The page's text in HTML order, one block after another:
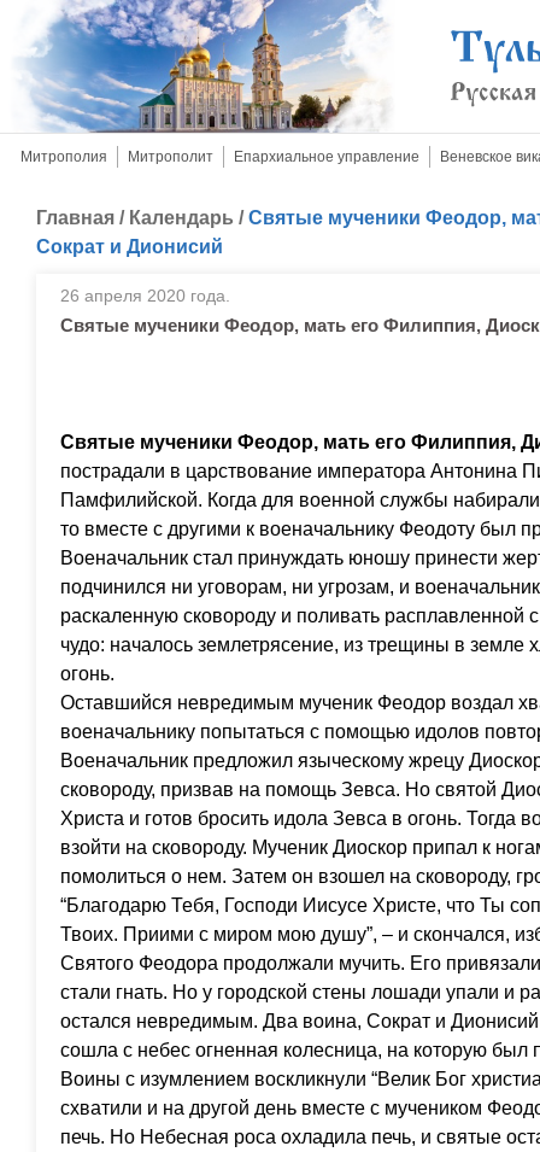
Митрополия Митрополит Епархиальное управление Веневское
Главная / Календарь /Святые мученики Феодор,
Сократ и Дионисий
26 апреля 2020 года.
Святые мученики Феодор, мать его Филиппия,
Святые мученики Феодор, мать его Филиппия,
пострадали в царствование императора Антонина
Памфилийской. Когда для военной службы
то вместе с другими к военачальнику Феодоту был
Военачальник стал принуждать юношу принести
подчинился ни уговорам, ни угрозам, и
раскаленную сковороду и поливать расплавленной
чудо: началось землетрясение, из трещины в земле
огонь.
Оставшийся невредимым мученик Феодор воздал
военачальнику попытаться с помощью идолов
Военачальник предложил языческому жрецу
сковороду, призвав на помощь Зевса. Но святой
Христа и готов бросить идола Зевса в огонь. Тогда
взойти на сковороду. Мученик Диоскор припал к
помолиться о нем. Затем он взошел на сковороду,
“Благодарю Тебя, Господи Иисусе Христе, что Ты
Твоих. Приими с миром мою душу”, – и скончался,
Святого Феодора продолжали мучить. Его
стали гнать. Но у городской стены лошади упали и
остался невредимым. Два воина, Сократ и
сошла с небес огненная колесница, на которую был
Воины с изумлением воскликнули “Велик Бог
схватили и на другой день вместе с мучеником
печь. Но Небесная роса охладила печь, и святые